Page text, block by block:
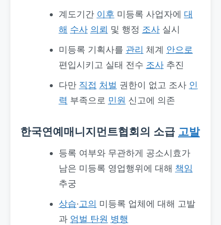
계도기간 이후 미등록 사업자에 대
해 수사 의뢰 및 행정 조사실시
미등록 기획사를 관리 체계 안으로
편입시키고 실태 전수 조사추진
다만 직접 처벌 권한이 없고 조사 인
력 부족으로 민원 신고에 의존
한국연예매니지먼트협회의 소급 고발
등록 여부와 무관하게 공소시효가
남은 미등록 영업행위에 대해 책임
추궁
상습·고의 미등록 업체에 대해 고발
과 엄벌 탄원 병행